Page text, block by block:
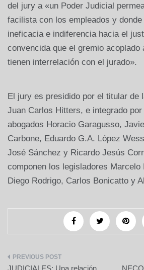
del jury a «un Poder Judicial
facilista con los empleados y
ineficacia e indiferencia hacia el
convencida que el gremio acoplado
tienen interrelación con el jurado».
El jury es presidido por el titular de
Juan Carlos Hitters, e integrado
abogados Horacio Garagusso,
Carbone, Eduardo G.A. López
José Sánchez y Ricardo Jesús
componen los legisladores Marcelo
Diego Rodrigo, Carlos Bonicatto y
Navegación
JUDICIALES: Una relación